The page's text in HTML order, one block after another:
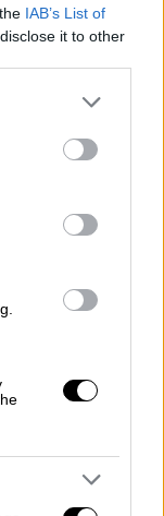
IAB’s List of
it to other
or more Google
may click to
party tags to
in below Google
μου, οι
για την
και των
τον κόσμο
μας,
. Όλοι οι
από
σήμερα το
τα